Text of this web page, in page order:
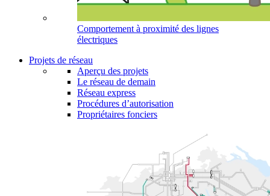
Comportement à proximité des lignes
électriques
Projets de réseau
Aperçu des projets
Le réseau de demain
Réseau express
Procédures d’autorisation
Propriétaires fonciers